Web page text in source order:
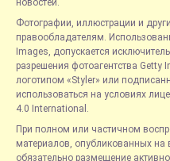
новостей.
Фотографии, иллюстрации и
правообладателям.
Images, допускается
разрешения фотоагентства
логотипом «Styler» или
использоваться на условиях
4.0 International.
При полном или частичном
материалов, опубликованных на
обязательно размещение